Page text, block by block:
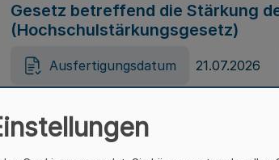
Gesetz betreffend die Stärkung
(Hochschulstärkungsgesetz)
Ausfertigungsdatum 21.07.2026
Gesetz zur Vermeidung von